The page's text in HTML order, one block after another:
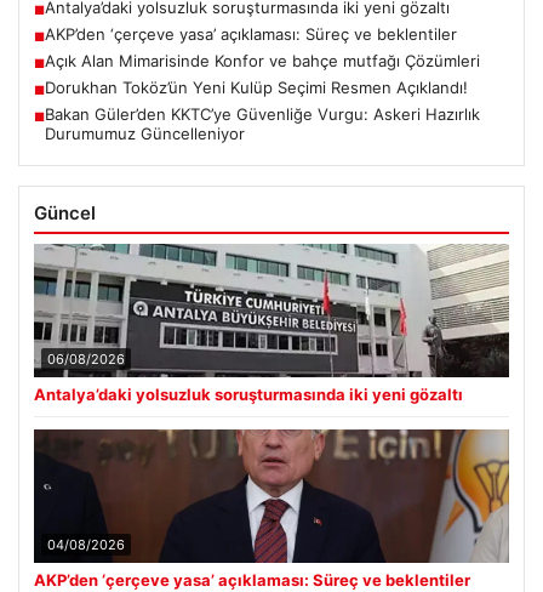
■Antalya’daki yolsuzluk soruşturmasında iki yeni gözaltı
■AKP’den ‘çerçeve yasa’ açıklaması: Süreç ve beklentiler
■Açık Alan Mimarisinde Konfor ve bahçe mutfağı Çözümleri
■Dorukhan Toköz’ün Yeni Kulüp Seçimi Resmen Açıklandı!
■Bakan Güler’den KKTC’ye Güvenliğe Vurgu: Askeri Hazırlık
Durumumuz Güncelleniyor
Güncel
06/08/2026
Antalya’daki yolsuzluk soruşturmasında iki yeni gözaltı
04/08/2026
AKP’den ‘çerçeve yasa’ açıklaması: Süreç ve beklentiler